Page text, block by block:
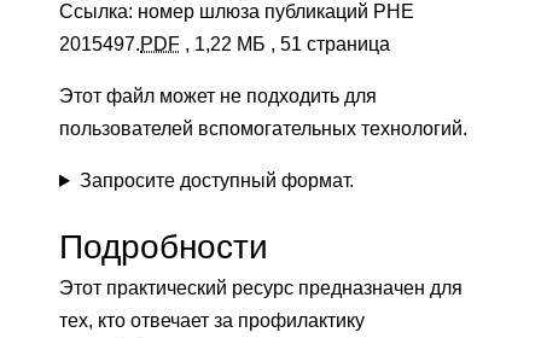
Ссылка: номер шлюза публикаций PHE
2015497.PDF , 1,22 МБ , 51 страница
Этот файл может не подходить для
пользователей вспомогательных технологий.
Запросите доступный формат.
Подробности
Этот практический ресурс предназначен для
тех, кто отвечает за профилактику